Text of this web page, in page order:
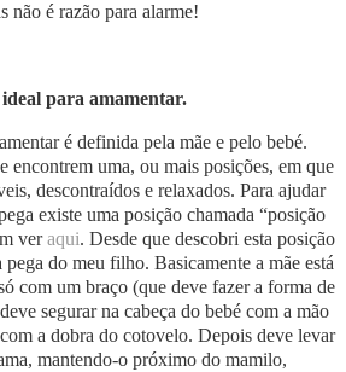
não é razão para alarme!
para amamentar.
é definida pela mãe e pelo bebé.
encontrem uma, ou mais posições, em que
descontraídos e relaxados. Para ajudar
existe uma posição chamada “posição
veraqui. Desde que descobri esta posição
do meu filho. Basicamente a mãe está
com um braço (que deve fazer a forma de
segurar na cabeça do bebé com a mão
a dobra do cotovelo. Depois deve levar
mantendo-o próximo do mamilo,